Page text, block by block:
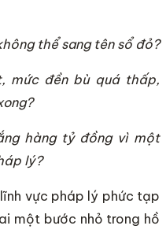
thể sang tên sổ đỏ?
mức đền bù quá thấp,
hàng tỷ đồng vì một
lý?
vực pháp lý phức tạp
một bước nhỏ trong hồ